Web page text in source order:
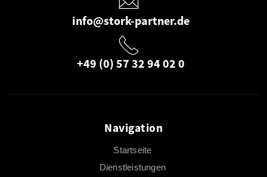
info@stork-partner.de
+49 (0) 57 32 94 02 0
Navigation
Startseite
Dienstleistungen